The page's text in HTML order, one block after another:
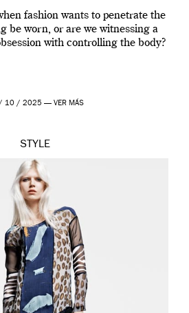
fashion wants to penetrate the
be worn, or are we witnessing a
with controlling the body?
10 / 2025 — VER MÁS
STYLE